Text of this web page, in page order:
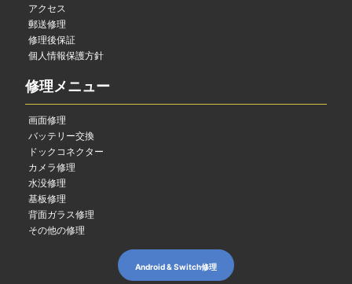
アクセス
郵送修理
修理後保証
個人情報保護方針
修理メニュー
画面修理
バッテリー交換
ドックコネクター
カメラ修理
水没修理
基板修理
背面ガラス修理
その他の修理
Android & Switch修理